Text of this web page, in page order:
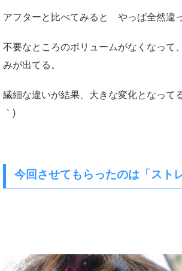
アフターと比べてみると やっぱ全然違
不要なところのボリュームがなくなって
みが出てる。
繊細な違いが結果、大きな変化となって
｀)
今回させてもらったのは「スト